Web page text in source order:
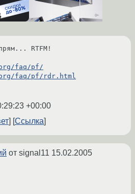
RTFM!
faq/pf/
faq/pf/rdr.html
+00:00
Ссылка
от signal11 15.02.2005